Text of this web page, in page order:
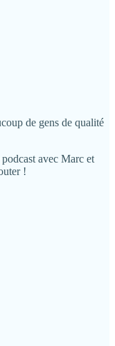
de gens de qualité
avec Marc et
!